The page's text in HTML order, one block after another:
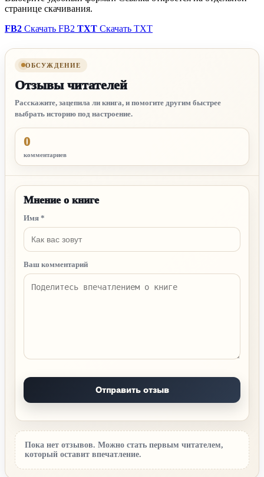
странице скачивания.
FB2 Скачать FB2 TXT Скачать TXT
ОБСУЖДЕНИЕ
Отзывы читателей
Расскажите, зацепила ли книга, и помогите другим быстрее
выбрать историю под настроение.
0
комментариев
Пока нет отзывов. Можно стать первым читателем,
который оставит впечатление.
Мнение о книге
Имя *
Ваш комментарий